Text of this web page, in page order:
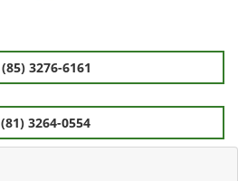
(85) 3276-6161
(81) 3264-0554